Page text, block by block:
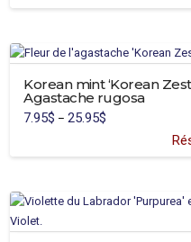
be
on
product
page
Korean mint ‘Korean
Agastache rugosa
7.95$ – 25.95$
25.95$